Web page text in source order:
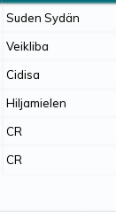
Suden Sydän
Veikliba
Cidisa
Hiljamielen
CR
CR